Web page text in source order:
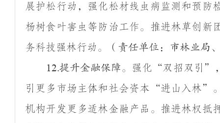
展护松行动，强化松材线虫病监测和预防
杨树食叶害虫等防治工作。推进林草创新
务科技强林行动。
（责任单位：市林业局
12.提升金融保障。 强化 “双招双引 ”
引更多市场主体和社会资本 “进山入林”
机构开发更多适林金融产品。推进林权抵